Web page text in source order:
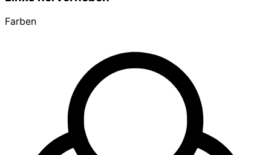
Farben